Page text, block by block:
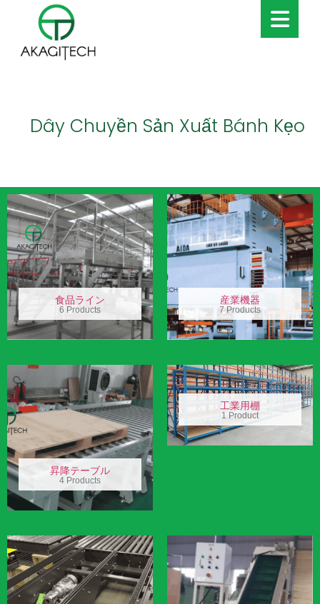
Dây Chuyền Sản Xuất Bánh Kẹo
食品ライン
6 Products
産業機器
7 Products
昇降テーブル
4 Products
工業用棚
1 Product